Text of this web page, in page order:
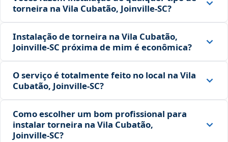
torneira na Vila Cubatão, Joinville‑SC?
Instalação de torneira na Vila Cubatão,
Joinville‑SC próxima de mim é econômica?
O serviço é totalmente feito no local na Vila
Cubatão, Joinville‑SC?
Como escolher um bom profissional para
instalar torneira na Vila Cubatão,
Joinville‑SC?